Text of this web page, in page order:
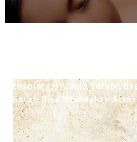
Eksplorasi Aroma Terapi:
Sereh Bisa Meredakan